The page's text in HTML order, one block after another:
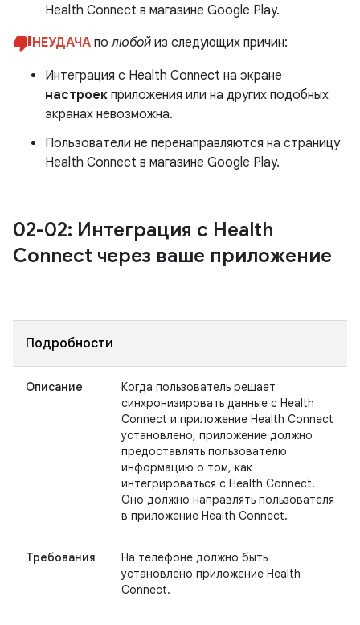
Health Connect в магазине Google Play.
НЕУДАЧА полюбой из следующих причин:
Интеграция с Health Connect на экране
настроек приложения или на других подобных
экранах невозможна.
Пользователи не перенаправляются на страницу
Health Connect в магазине Google Play.
02-02: Интеграция с Health
Connect через ваше приложение
Подробности
Описание
Когда пользователь решает
синхронизировать данные с Health
Connect и приложение Health Connect
установлено, приложение должно
предоставлять пользователю
информацию о том, как
интегрироваться с Health Connect.
Оно должно направлять пользователя
в приложение Health Connect.
Требования
На телефоне должно быть
установлено приложение Health
Connect.